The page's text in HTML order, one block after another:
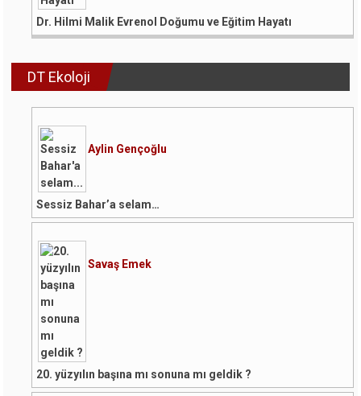
Dr. Hilmi Malik Evrenol Doğumu ve Eğitim Hayatı
DT Ekoloji
Aylin Gençoğlu
Sessiz Bahar’a selam…
Savaş Emek
20. yüzyılın başına mı sonuna mı geldik ?